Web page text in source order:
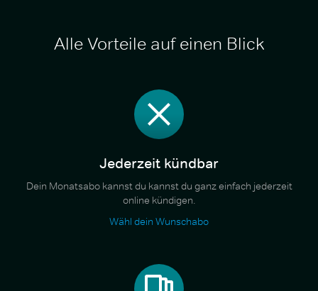
Alle Vorteile auf einen Blick
Jederzeit kündbar
Dein Monatsabo kannst du kannst du ganz einfach jederzeit
online kündigen.
Wähl dein Wunschabo